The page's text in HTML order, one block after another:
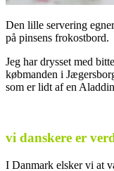
Den lille servering
på pinsens frokostbord.
Jeg har drysset med
købmanden i
som er lidt af en
vi danskere er
I Danmark elsker vi at